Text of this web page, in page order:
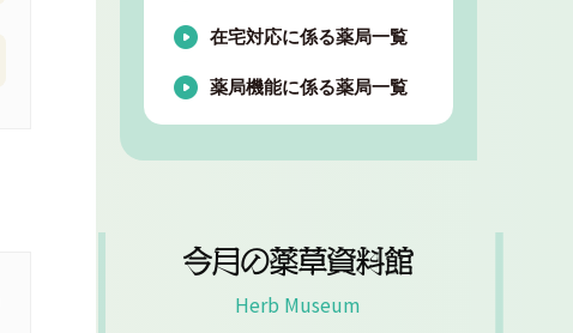
在宅対応に係る薬局一覧
薬局機能に係る薬局一覧
今月の薬草資料館
Herb Museum